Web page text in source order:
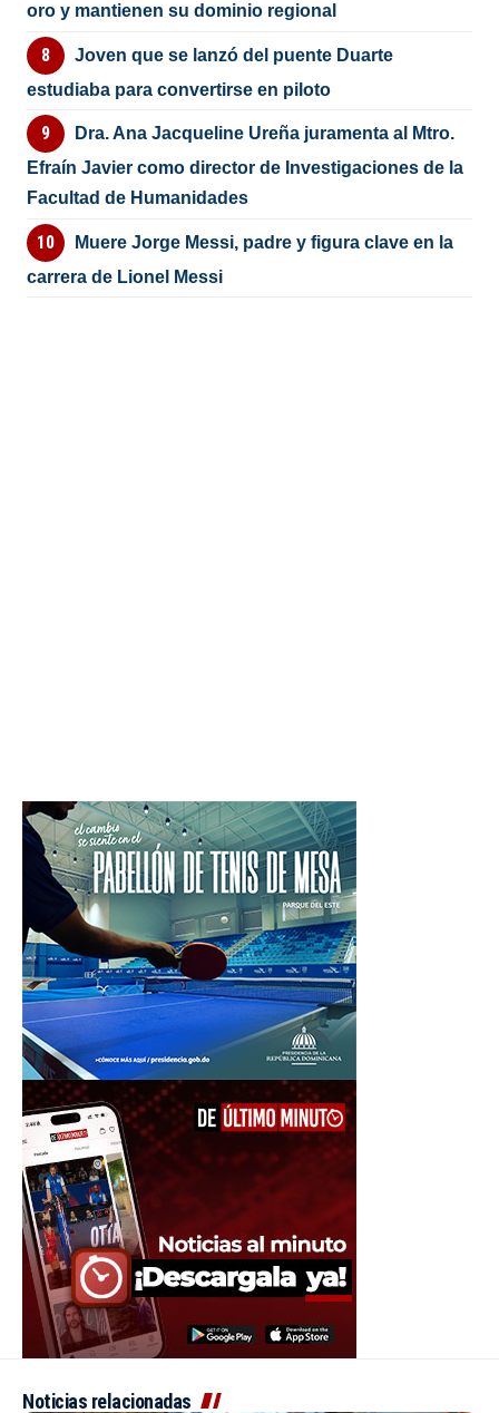
oro y mantienen su dominio regional
Joven que se lanzó del puente Duarte
estudiaba para convertirse en piloto
Dra. Ana Jacqueline Ureña juramenta al Mtro.
Efraín Javier como director de Investigaciones de la
Facultad de Humanidades
Muere Jorge Messi, padre y figura clave en la
carrera de Lionel Messi
Noticias relacionadas